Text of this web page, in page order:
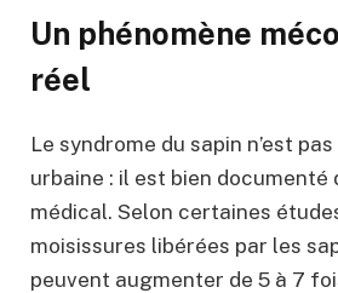
Un phénomène
réel
Le syndrome du sapin n’est
urbaine : il est bien documenté
médical. Selon certaines
moisissures libérées par les
peuvent augmenter de 5 à 7